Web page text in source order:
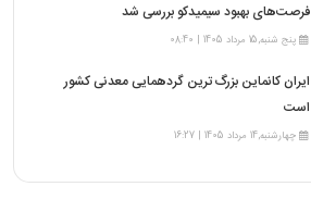
فرصت‌های بهبود سیمیدکو بررسی شد
پنج شنبه,15 مرداد 1405 | 08:40
ایران کانماین بزرگ ترین گردهمایی معدنی کشور
است
چهارشنبه,14 مرداد 1405 | 16:27